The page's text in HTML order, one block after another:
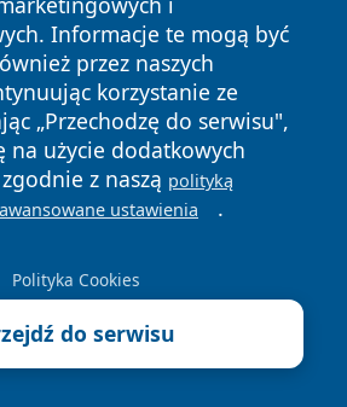
w Zabrzu - kontakt i online
teleadresowe
Paliw i Energii w Zabrzu - kontakt,
Różańcowej w Zabrzu-
i historia
i Rekreacji w Zabrze - kontakt,
obiektów
Informacje te mogą być
przez naszych
korzystanie ze
„Przechodzę do serwisu",
na użycie dodatkowych
z naszą polityką
ustawienia .
Polityka Cookies
do serwisu